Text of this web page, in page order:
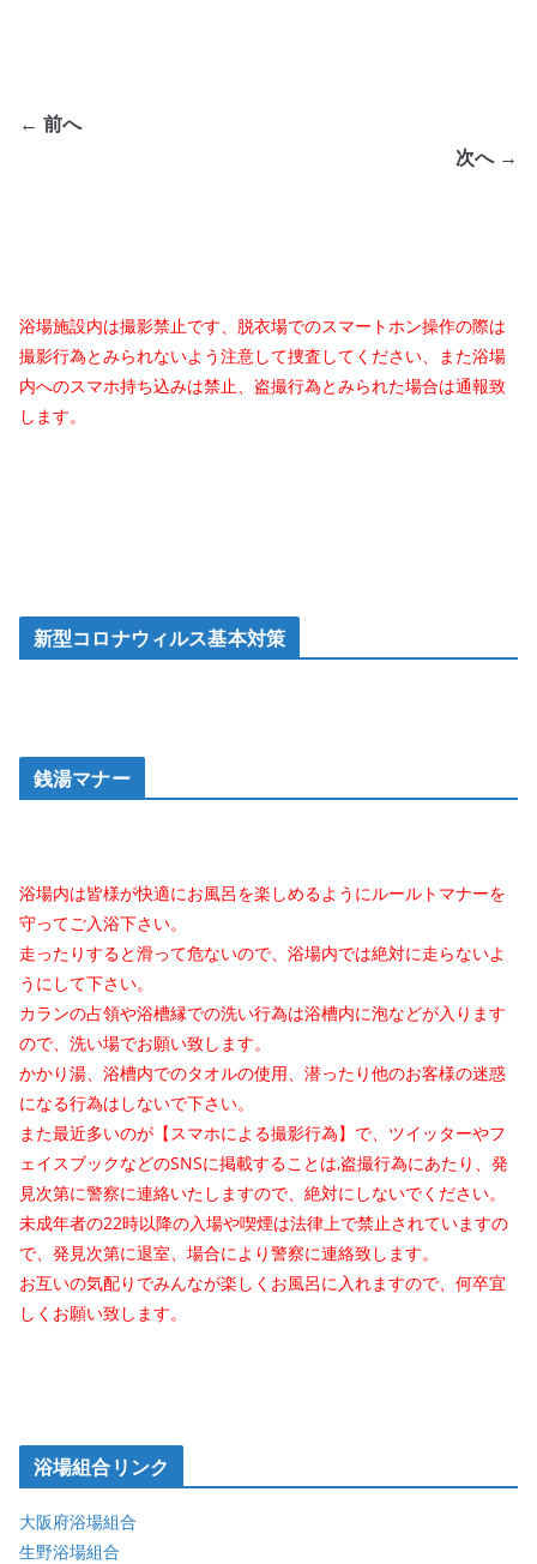
← 前へ
次へ →
浴場施設内は撮影禁止です、脱衣場でのスマートホン操作の際は
撮影行為とみられないよう注意して捜査してください、また浴場
内へのスマホ持ち込みは禁止、盗撮行為とみられた場合は通報致
します。
新型コロナウィルス基本対策
銭湯マナー
浴場内は皆様が快適にお風呂を楽しめるようにルールトマナーを
守ってご入浴下さい。
走ったりすると滑って危ないので、浴場内では絶対に走らないよ
うにして下さい。
カランの占領や浴槽縁での洗い行為は浴槽内に泡などが入ります
ので、洗い場でお願い致します。
かかり湯、浴槽内でのタオルの使用、潜ったり他のお客様の迷惑
になる行為はしないで下さい。
また最近多いのが【スマホによる撮影行為】で、ツイッターやフ
ェイスブックなどのSNSに掲載することは,盗撮行為にあたり、発
見次第に警察に連絡いたしますので、絶対にしないでください。
未成年者の22時以降の入場や喫煙は法律上で禁止されていますの
で、発見次第に退室、場合により警察に連絡致します。
お互いの気配りでみんなが楽しくお風呂に入れますので、何卒宜
しくお願い致します。
浴場組合リンク
大阪府浴場組合
生野浴場組合